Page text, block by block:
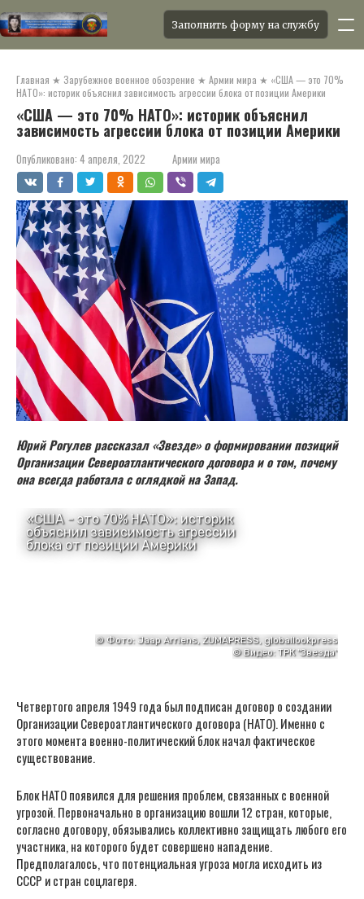
контенту
Заполнить форму на службу
Главная ★ Зарубежное военное обозрение ★ Армии мира ★ «США — это 70%
НАТО»: историк объяснил зависимость агрессии блока от позиции Америки
«США — это 70% НАТО»: историк объяснил
зависимость агрессии блока от позиции Америки
Опубликовано: 4 апреля, 2022 Армии мира
Юрий Рогулев рассказал «Звезде» о формировании позиций
Организации Североатлантического договора и о том, почему
она всегда работала с оглядкой на Запад.
Четвертого апреля 1949 года был подписан договор о создании
Организации Североатлантического договора (НАТО). Именно с
этого момента военно-политический блок начал фактическое
существование.
Блок НАТО появился для решения проблем, связанных с военной
угрозой. Первоначально в организацию вошли 12 стран, которые,
согласно договору, обязывались коллективно защищать любого его
участника, на которого будет совершено нападение.
Предполагалось, что потенциальная угроза могла исходить из
СССР и стран соцлагеря.